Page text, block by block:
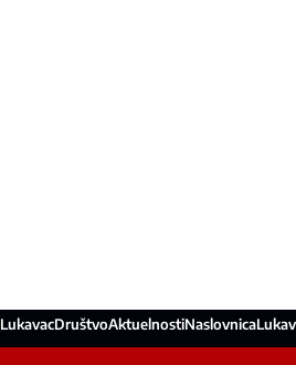
LukavacDruštvoAktuelnostiNaslovnica